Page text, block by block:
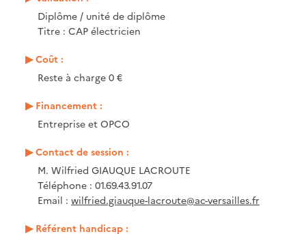
Diplôme / unité de diplôme
Titre : CAP électricien
Coût :
Reste à charge 0 €
Financement :
Entreprise et OPCO
Contact de session :
M. Wilfried GIAUQUE LACROUTE
Téléphone : 01.69.43.91.07
Email : wilfried.giauque-lacroute@ac-versailles.fr
Référent handicap :